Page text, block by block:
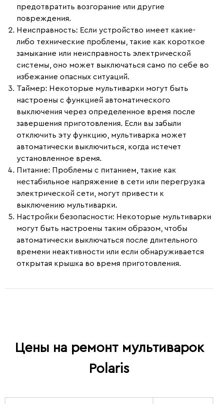
предотвратить возгорание или другие
повреждения.
Неисправность: Если устройство имеет какие-
либо технические проблемы, такие как короткое
замыкание или неисправность электрической
системы, оно может выключаться само по себе во
избежание опасных ситуаций.
Таймер: Некоторые мультиварки могут быть
настроены с функцией автоматического
выключения через определенное время после
завершения приготовления. Если вы забыли
отключить эту функцию, мультиварка может
автоматически выключиться, когда истечет
установленное время.
Питание: Проблемы с питанием, такие как
нестабильное напряжение в сети или перегрузка
электрической сети, могут привести к
выключению мультиварки.
Настройки безопасности: Некоторые мультиварки
могут быть настроены таким образом, чтобы
автоматически выключаться после длительного
времени неактивности или если обнаруживается
открытая крышка во время приготовления.
Цены на ремонт мультиварок
Polaris